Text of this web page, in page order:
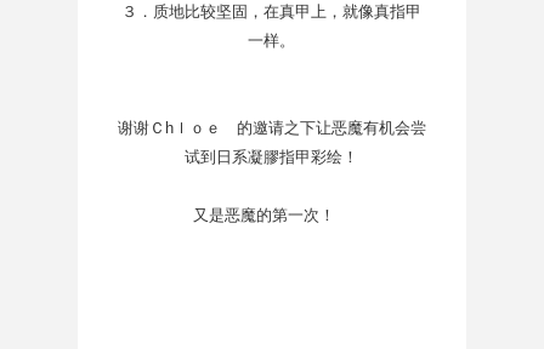
３．质地比较坚固，在真甲上，就像真指甲
一样。
谢谢Ｃhｌｏｅ 的邀请之下让恶魔有机会尝
试到日系凝膠指甲彩绘！
又是恶魔的第一次！